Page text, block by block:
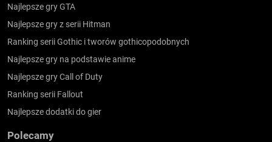
Najlepsze gry GTA
Najlepsze gry z serii Hitman
Ranking serii Gothic i tworów gothicopodobnych
Najlepsze gry na podstawie anime
Najlepsze gry Call of Duty
Ranking serii Fallout
Najlepsze dodatki do gier
Polecamy